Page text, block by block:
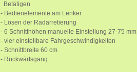
Betätigen
- Bedienelemente am Lenker
- Lösen der Radarretierung
- 6 Schnitthöhen manuelle Einstellung 27-75 mm
- vier einstellbare Fahrgeschwindigkeiten
- Schnittbreite 60 cm
- Rückwärtsgang